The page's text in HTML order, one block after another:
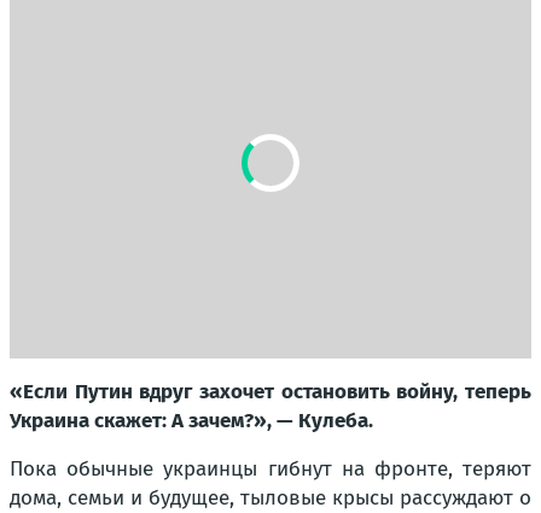
«Если Путин вдруг захочет остановить войну, теперь
Украина скажет: А зачем?», — Кулеба.
Пока обычные украинцы гибнут на фронте, теряют
дома, семьи и будущее, тыловые крысы рассуждают о